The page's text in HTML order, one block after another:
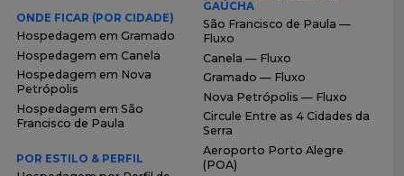
ONDE FICAR (POR CIDADE)
Hospedagem em Gramado
Hospedagem em Canela
Hospedagem em Nova
Petrópolis
Hospedagem em São
Francisco de Paula
POR ESTILO & PERFIL
GAÚCHA
São Francisco de Paula —
Fluxo
Canela — Fluxo
Gramado — Fluxo
Nova Petrópolis — Fluxo
Circule Entre as 4 Cidades da
Serra
Aeroporto Porto Alegre
(POA)